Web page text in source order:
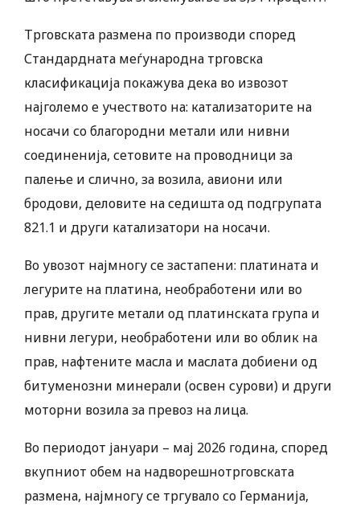
Трговската размена по производи според
Стандардната меѓународна трговска
класификација покажува дека во извозот
најголемо е учеството на: катализаторите на
носачи со благородни метали или нивни
соединенија, сетовите на проводници за
палење и слично, за возила, авиони или
бродови, деловите на седишта од подгрупата
821.1 и други катализатори на носачи.
Во увозот најмногу се застапени: платината и
легурите на платина, необработени или во
прав, другите метали од платинската група и
нивни легури, необработени или во облик на
прав, нафтените масла и маслата добиени од
битуменозни минерали (освен сурови) и други
моторни возила за превоз на лица.
Во периодот јануари – мај 2026 година, според
вкупниот обем на надворешнотрговската
размена, најмногу се тргувало со Германија,